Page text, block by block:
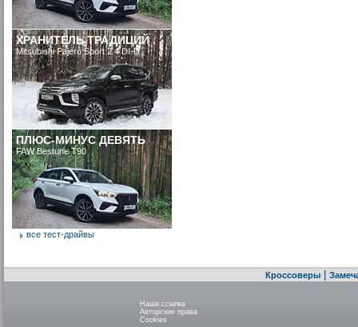
ХРАНИТЕЛЬ ТРАДИЦИЙ
Mitsubishi Pajero Sport 2.4 DI-D
ПЛЮС-МИНУС ДЕВЯТЬ
FAW Bestune T90
все тест-драйвы
Кроссоверы
Наша ссылка
Авторские права
Cookies